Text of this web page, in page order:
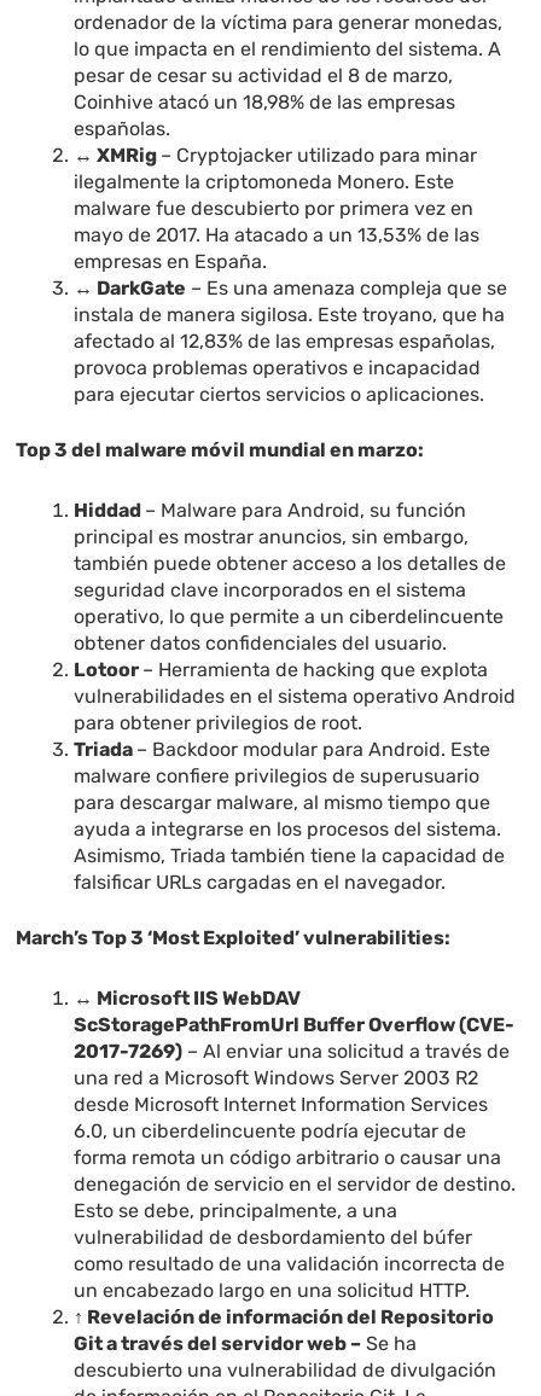
ordenador de la víctima para generar monedas,
lo que impacta en el rendimiento del sistema. A
pesar de cesar su actividad el 8 de marzo,
Coinhive atacó un 18,98% de las empresas
españolas.
↔ XMRig – Cryptojacker utilizado para minar
ilegalmente la criptomoneda Monero. Este
malware fue descubierto por primera vez en
mayo de 2017. Ha atacado a un 13,53% de las
empresas en España.
↔ DarkGate – Es una amenaza compleja que se
instala de manera sigilosa. Este troyano, que ha
afectado al 12,83% de las empresas españolas,
provoca problemas operativos e incapacidad
para ejecutar ciertos servicios o aplicaciones.
Top 3 del malware móvil mundial en marzo:
Hiddad – Malware para Android, su función
principal es mostrar anuncios, sin embargo,
también puede obtener acceso a los detalles de
seguridad clave incorporados en el sistema
operativo, lo que permite a un ciberdelincuente
obtener datos confidenciales del usuario.
Lotoor – Herramienta de hacking que explota
vulnerabilidades en el sistema operativo Android
para obtener privilegios de root.
Triada – Backdoor modular para Android. Este
malware confiere privilegios de superusuario
para descargar malware, al mismo tiempo que
ayuda a integrarse en los procesos del sistema.
Asimismo, Triada también tiene la capacidad de
falsificar URLs cargadas en el navegador.
March’s Top 3 ‘Most Exploited’ vulnerabilities:
↔ Microsoft IIS WebDAV
ScStoragePathFromUrl Buffer Overflow (CVE-
2017-7269) – Al enviar una solicitud a través de
una red a Microsoft Windows Server 2003 R2
desde Microsoft Internet Information Services
6.0, un ciberdelincuente podría ejecutar de
forma remota un código arbitrario o causar una
denegación de servicio en el servidor de destino.
Esto se debe, principalmente, a una
vulnerabilidad de desbordamiento del búfer
como resultado de una validación incorrecta de
un encabezado largo en una solicitud HTTP.
↑ Revelación de información del Repositorio
Git a través del servidor web – Se ha
descubierto una vulnerabilidad de divulgación